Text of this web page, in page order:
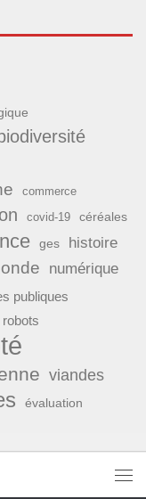
commerce
covid-19 céréales
ges histoire
numérique
publiques
robots
viandes
évaluation